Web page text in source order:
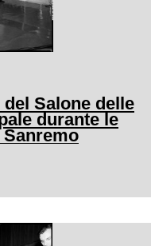
Salone delle
durante le